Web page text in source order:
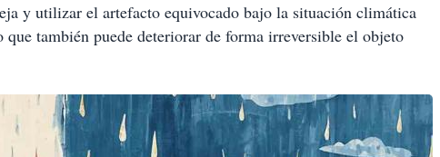
y utilizar el artefacto equivocado bajo la situación climática
también puede deteriorar de forma irreversible el objeto